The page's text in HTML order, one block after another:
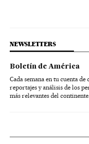
NEWSLETTERS
Boletín de América
Cada semana en tu cuenta
reportajes y análisis de los
más relevantes del continente.